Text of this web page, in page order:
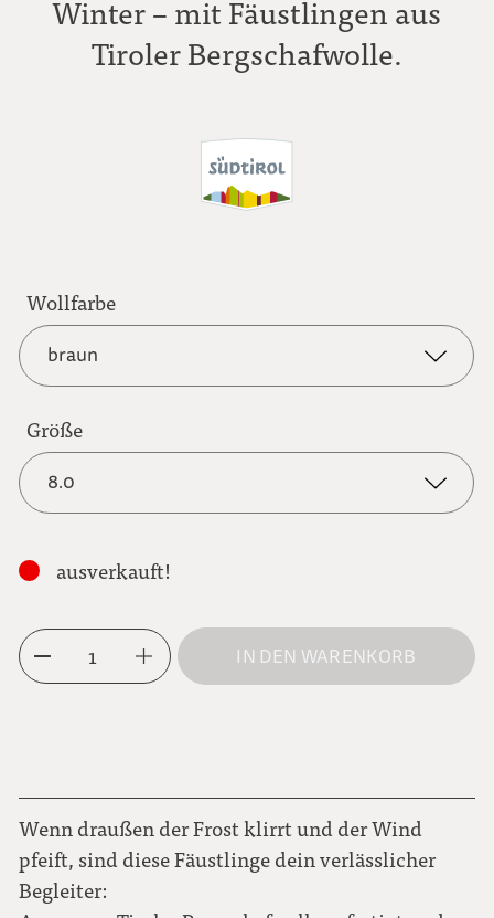
Winter – mit Fäustlingen aus
Tiroler Bergschafwolle.
Wollfarbe
braun
braun
dunkelgrau
Größe
8.0
9.0
6.5
7.0
ausverkauft!
1 IN DEN WARENKORB
Wenn draußen der Frost klirrt und der Wind
pfeift, sind diese Fäustlinge dein verlässlicher
Begleiter: